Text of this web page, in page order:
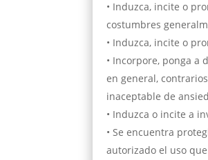
• Induzca, incite o
costumbres
• Induzca, incite o
• Incorpore, ponga a
en general,
inaceptable de
• Induzca o incite a
• Se encuentra
autorizado el uso